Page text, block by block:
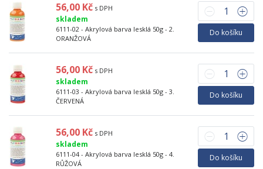
56,00 Kč s DPH
skladem
6111-02 - Akrylová barva lesklá 50g - 2.
ORANŽOVÁ
Do košíku
56,00 Kč s DPH
skladem
6111-03 - Akrylová barva lesklá 50g - 3.
ČERVENÁ
Do košíku
56,00 Kč s DPH
skladem
6111-04 - Akrylová barva lesklá 50g - 4.
RŮŽOVÁ
Do košíku